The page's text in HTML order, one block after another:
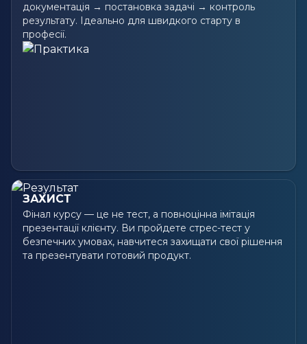
документація → постановка задачі → контроль
результату. Ідеально для швидкого старту в
професії.
ЗАХИСТ
Фінал курсу — це не тест, а повноцінна імітація
презентації клієнту. Ви пройдете стрес-тест у
безпечних умовах, навчитеся захищати свої рішення
та презентувати готовий продукт.